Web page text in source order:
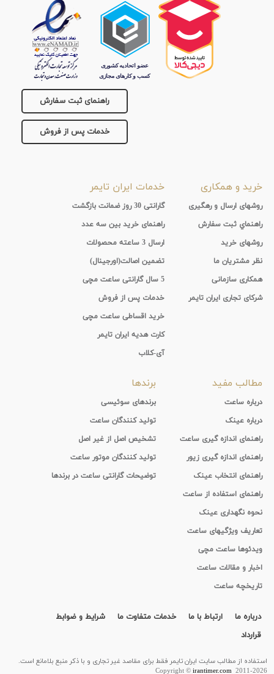
بند
راهنمای ثبت سفارش
خدمات پس از فروش
خرید و همکاری
روشهای ارسال و رهگیری
راهنماي ثبت سفارش
روشهای خرید
نظر مشتریان ما
همکاری سازمانی
شرکای تجاری ایران تایمر
خدمات ایران تایمر
گارانتی 30 روز ضمانت بازگشت
راهنمای خرید بین سه عدد
ارسال 3 ساعته محصولات
تضمین اصالت(اورجینال)
5 سال گارانتی ساعت مچی
خدمات پس از فروش
خرید اقساطی ساعت مچی
کارت هدیه ایران تایمر
آی-کلاب
مطالب مفید
درباره ساعت
درباره عینک
راهنمای اندازه گیری ساعت
راهنمای اندازه گیری زیور
راهنمای انتخاب عینک
راهنمای استفاده از ساعت
نحوه نگهداری عینک
تعاریف ویژگیهای ساعت
ویدئوها ساعت مچی
اخبار و مقالات ساعت
تاریخچه ساعت
برندها
برندهای سوئیسی
تولید کنندگان ساعت
تشخیص اصل از غیر اصل
تولید کنندگان موتور ساعت
توضیحات گارانتی ساعت در برندها
درباره ما ارتباط با ما خدمات متفاوت ما
شرایط و ضوابط
قرارداد
استفاده از مطالب سايت ایران تایمر فقط برای مقاصد غیر تجاری و با ذکر منبع بلامانع است.
Copyright ©irantimer.com2011-2026